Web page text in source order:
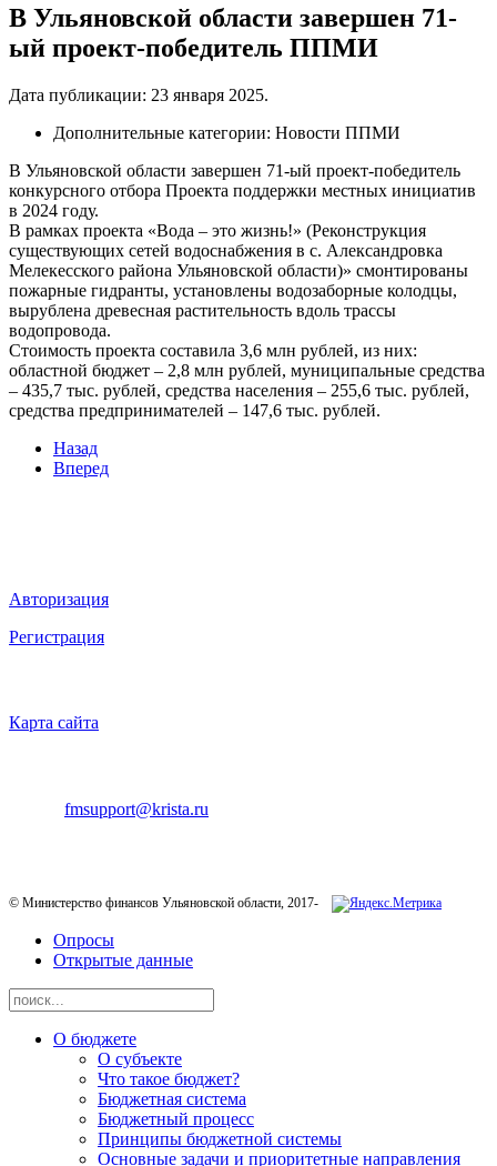
В Ульяновской области завершен 71-
ый проект-победитель ППМИ
Дата публикации: 23 января 2025.
Дополнительные категории: Новости ППМИ
В Ульяновской области завершен 71-ый проект-победитель
конкурсного отбора Проекта поддержки местных инициатив
в 2024 году.
В рамках проекта «Вода – это жизнь!» (Реконструкция
существующих сетей водоснабжения в с. Александровка
Мелекесского района Ульяновской области)» смонтированы
пожарные гидранты, установлены водозаборные колодцы,
вырублена древесная растительность вдоль трассы
водопровода.
Стоимость проекта составила 3,6 млн рублей, из них:
областной бюджет – 2,8 млн рублей, муниципальные средства
– 435,7 тыс. рублей, средства населения – 255,6 тыс. рублей,
средства предпринимателей – 147,6 тыс. рублей.
Назад
Вперед
Авторизация
Регистрация
Карта сайта
fmsupport@krista.ru
© Министерство финансов Ульяновской области, 2017-
Опросы
Открытые данные
О бюджете
О субъекте
Что такое бюджет?
Бюджетная система
Бюджетный процесс
Принципы бюджетной системы
Основные задачи и приоритетные направления